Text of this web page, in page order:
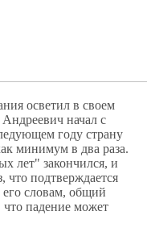
осветил в своем
начал с
году страну
минимум в два раза.
лет" закончился, и
что подтверждается
словам, общий
что падение может